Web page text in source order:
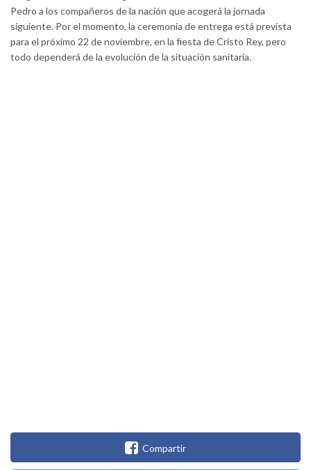
Pedro a los compañeros de la nación que acogerá la jornada
siguiente. Por el momento, la ceremonia de entrega está prevista
para el próximo 22 de noviembre, en la fiesta de Cristo Rey, pero
todo dependerá de la evolución de la situación sanitaria.
Compartir